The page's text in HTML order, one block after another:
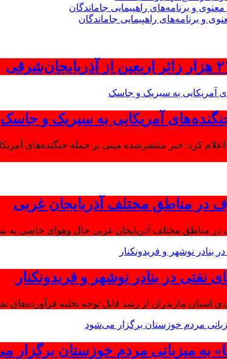
و برنامه‌های راهپیمایی جاماندگان
آمریکایی به سیریک و جاسک
اعلام کرد: خبر منتشرشده مبنی بر حمله جنگنده‌های
در مناطق مختلف آذربایجان غربی
در مناطق مختلف آذربایجان غربی حال وهوای خاصی
نفتی در بنادر نوشهر و فریدونکنار
استان مازندران از رشد قابل توجه تخلیه فرآورده‌های
به میزبانی مردم خوزستان برگزار